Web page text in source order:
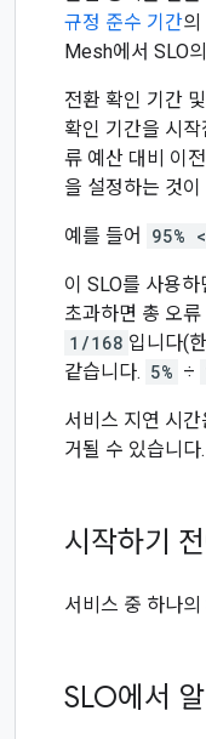
규정 준수 기간
Mesh에서 SLO
전환 확인 기간
확인 기간을 시
류 예산 대비 이
을 설정하는 것
예를 들어 95%
이 SLO를 사용
초과하면 총 오
1/168 입니다(
같습니다. 5% ÷
서비스 지연 시
거될 수 있습니
시작하기 전
서비스 중 하나의
SLO에서